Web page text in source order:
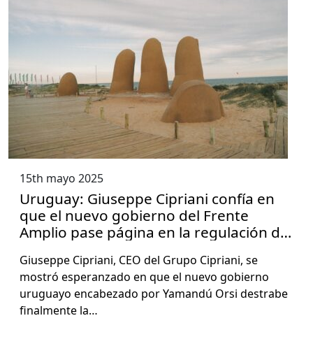
15th mayo 2025
Uruguay: Giuseppe Cipriani confía en
que el nuevo gobierno del Frente
Amplio pase página en la regulación de
Giuseppe Cipri­ani, CEO del Grupo Cipri­ani, se
mostró esper­an­za­do en que el nue­vo gob­ier­no
uruguayo encabeza­do por Yamandú Orsi destrabe
final­mente la…